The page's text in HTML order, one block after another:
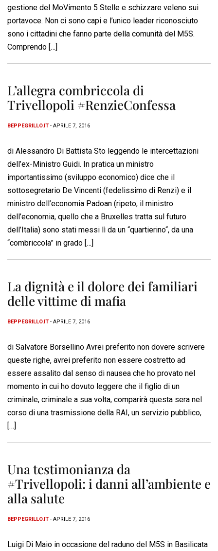
gestione del MoVimento 5 Stelle e schizzare veleno sui
portavoce. Non ci sono capi e l’unico leader riconosciuto
sono i cittadini che fanno parte della comunità del M5S.
Comprendo […]
L’allegra combriccola di
Trivellopoli #RenzieConfessa
BEPPEGRILLO.IT - APRILE 7, 2016
di Alessandro Di Battista Sto leggendo le intercettazioni
dell’ex-Ministro Guidi. In pratica un ministro
importantissimo (sviluppo economico) dice che il
sottosegretario De Vincenti (fedelissimo di Renzi) e il
ministro dell’economia Padoan (ripeto, il ministro
dell’economia, quello che a Bruxelles tratta sul futuro
dell’Italia) sono stati messi lì da un “quartierino“, da una
“combriccola” in grado […]
La dignità e il dolore dei familiari
delle vittime di mafia
BEPPEGRILLO.IT - APRILE 7, 2016
di Salvatore Borsellino Avrei preferito non dovere scrivere
queste righe, avrei preferito non essere costretto ad
essere assalito dal senso di nausea che ho provato nel
momento in cui ho dovuto leggere che il figlio di un
criminale, criminale a sua volta, comparirà questa sera nel
corso di una trasmissione della RAI, un servizio pubblico,
[…]
Una testimonianza da
#Trivellopoli: i danni all’ambiente e
alla salute
BEPPEGRILLO.IT - APRILE 7, 2016
Luigi Di Maio in occasione del raduno del M5S in Basilicata